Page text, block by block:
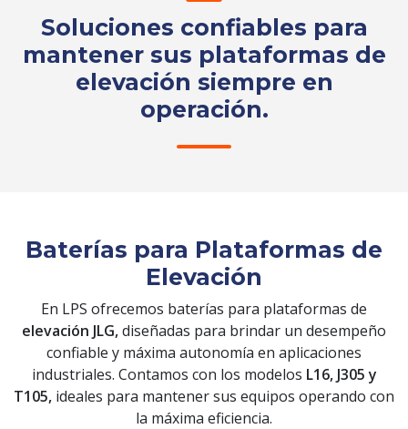
Soluciones confiables para
mantener sus plataformas de
elevación siempre en
operación.
Baterías para Plataformas de
Elevación
En LPS ofrecemos baterías para plataformas de
elevación JLG,diseñadas para brindar un desempeño
confiable y máxima autonomía en aplicaciones
industriales. Contamos con los modelos L16, J305 y
T105, ideales para mantener sus equipos operando con
la máxima eficiencia.